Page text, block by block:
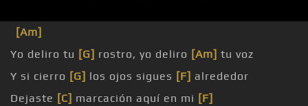
[Am]
Yo deliro tu [G] rostro, yo deliro [Am] tu voz
Y si cierro [G] los ojos sigues [F] alrededor
Dejaste [C] marcación aquí en mi [F]